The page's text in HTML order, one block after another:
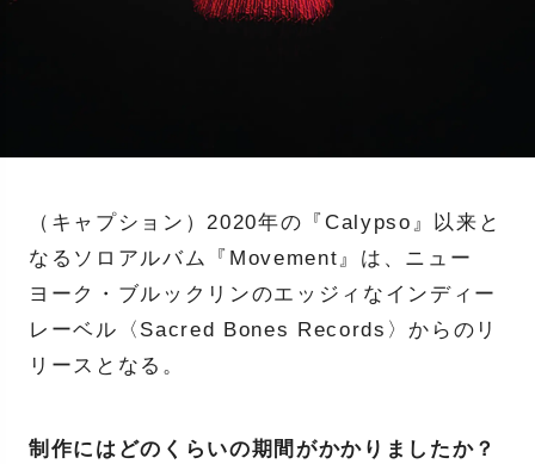
（キャプション）2020年の『Calypso』以来と
なるソロアルバム『Movement』は、ニュー
ヨーク・ブルックリンのエッジィなインディー
レーベル〈Sacred Bones Records〉からのリ
リースとなる。
制作にはどのくらいの期間がかかりましたか？